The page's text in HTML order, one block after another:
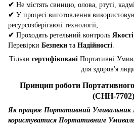
✔ Не містять свинцю, олова, ртуті,
✔ У процесі виготовлення
ресурсозберігаючі технології;
✔ Проходять ретельний контроль Якості
Перевірки Безпеки та Надійності
Тільки сертифіковані Портативні
для здоров'я
Принцип роботи
(CHH-7702)
Як працює Портативний Умивальник
користуватися Портативним